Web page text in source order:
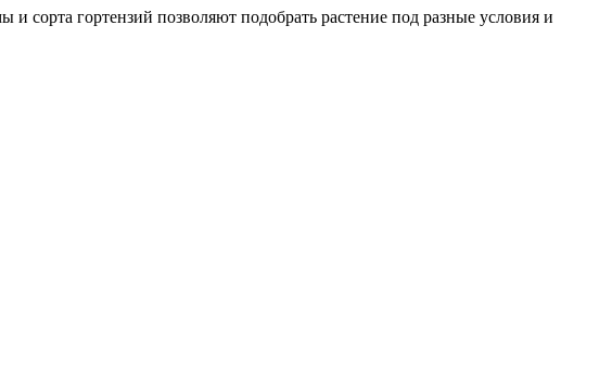
сорта гортензий позволяют подобрать растение под разные условия и